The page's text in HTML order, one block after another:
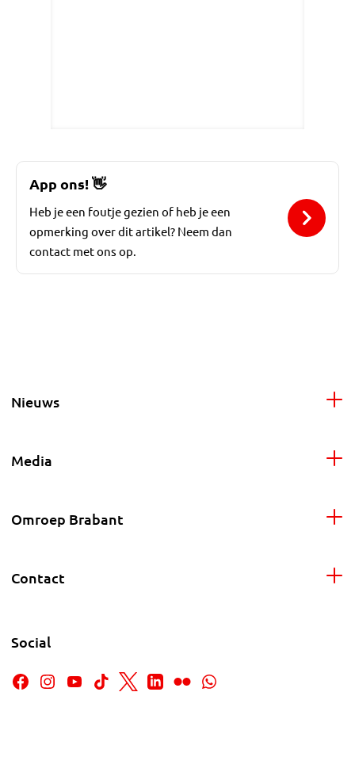
App ons!👋
Heb je een foutje gezien of heb je een
opmerking over dit artikel? Neem dan
contact met ons op.
Nieuws
Media
Omroep Brabant
Contact
Social